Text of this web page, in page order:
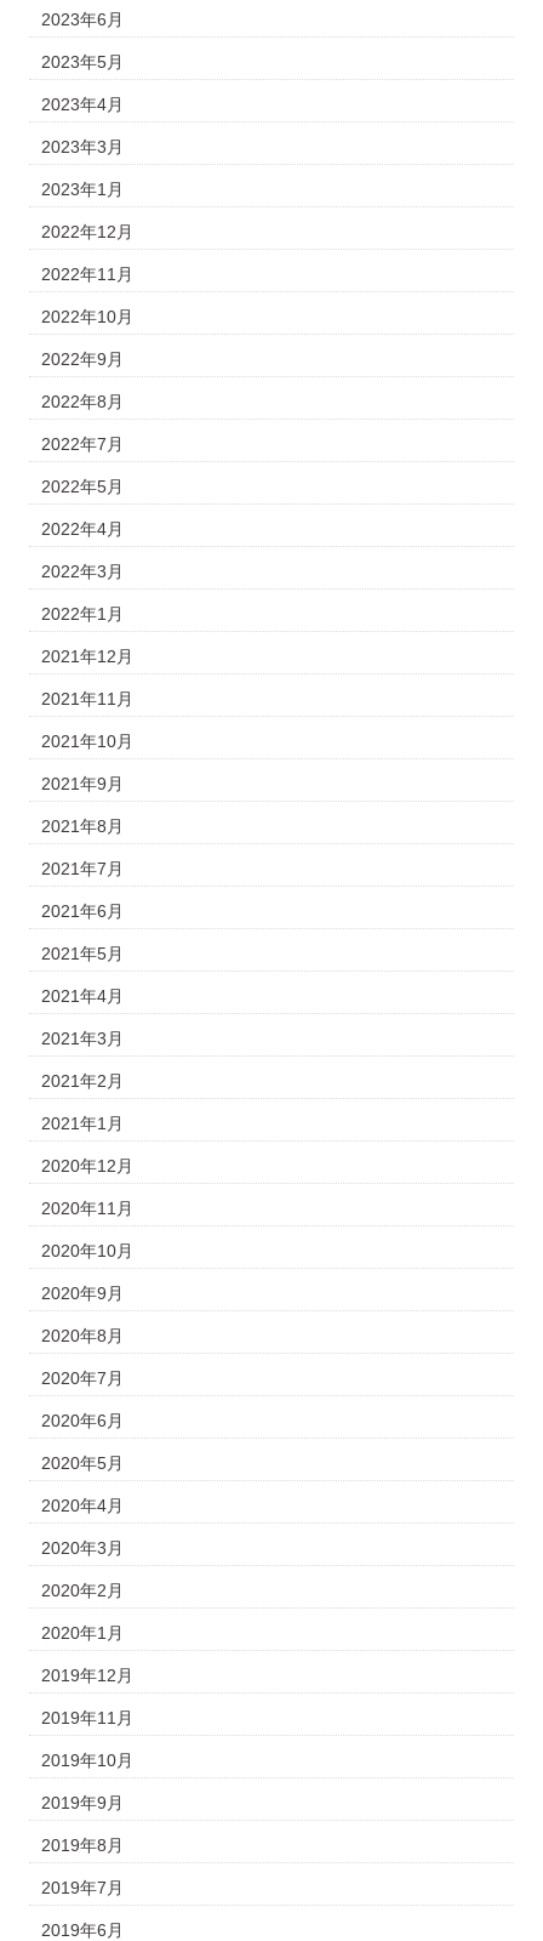
2023年6月
2023年5月
2023年4月
2023年3月
2023年1月
2022年12月
2022年11月
2022年10月
2022年9月
2022年8月
2022年7月
2022年5月
2022年4月
2022年3月
2022年1月
2021年12月
2021年11月
2021年10月
2021年9月
2021年8月
2021年7月
2021年6月
2021年5月
2021年4月
2021年3月
2021年2月
2021年1月
2020年12月
2020年11月
2020年10月
2020年9月
2020年8月
2020年7月
2020年6月
2020年5月
2020年4月
2020年3月
2020年2月
2020年1月
2019年12月
2019年11月
2019年10月
2019年9月
2019年8月
2019年7月
2019年6月